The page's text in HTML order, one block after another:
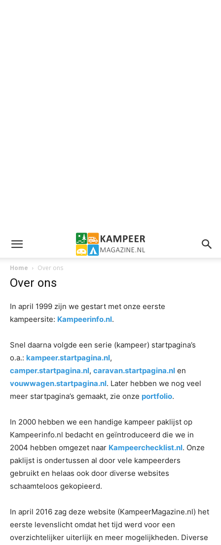
Home Over ons
Over ons
In april 1999 zijn we gestart met onze eerste
kampeersite: Kampeerinfo.nl.
Snel daarna volgde een serie (kampeer) startpagina’s
o.a.: kampeer.startpagina.nl,
camper.startpagina.nl, caravan.startpagina.nl en
vouwwagen.startpagina.nl. Later hebben we nog veel
meer startpagina’s gemaakt, zie onze portfolio.
In 2000 hebben we een handige kampeer paklijst op
Kampeerinfo.nl bedacht en geïntroduceerd die we in
2004 hebben omgezet naar Kampeerchecklist.nl. Onze
paklijst is ondertussen al door vele kampeerders
gebruikt en helaas ook door diverse websites
schaamteloos gekopieerd.
In april 2016 zag deze website (KampeerMagazine.nl) het
eerste levenslicht omdat het tijd werd voor een
overzichtelijker uiterlijk en meer mogelijkheden. Diverse